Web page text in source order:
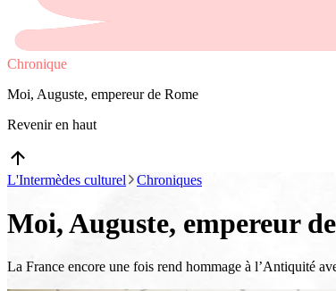
Chronique
Moi, Auguste, empereur de Rome
Revenir en haut
L'Intermèdes culturel Chroniques
Moi, Auguste, empereur
La France encore une fois rend hommage à l’Antiquité